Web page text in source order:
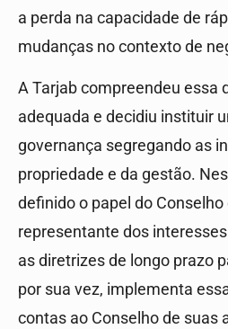
a perda na capacidade de
mudanças no contexto de
A Tarjab compreendeu essa
adequada e decidiu instituir
governança segregando as
propriedade e da gestão.
definido o papel do
representante dos
as diretrizes de longo prazo
por sua vez, implementa
contas ao Conselho de suas